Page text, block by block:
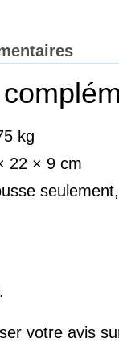
kg
22 × 9 cm
votre avis